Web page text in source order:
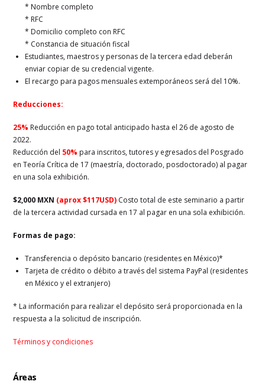
* Nombre completo
* RFC
* Domicilio completo con RFC
* Constancia de situación fiscal
Estudiantes, maestros y personas de la tercera edad deberán
enviar copiar de su credencial vigente.
El recargo para pagos mensuales extemporáneos será del 10%.
Reducciones:
25% Reducción en pago total anticipado hasta el 26 de agosto de
2022.
Reducción del 50% para inscritos, tutores y egresados del Posgrado
en Teoría Crítica de 17 (maestría, doctorado, posdoctorado) al pagar
en una sola exhibición.
$2,000 MXN (aprox $117USD) Costo total de este seminario a partir
de la tercera actividad cursada en 17 al pagar en una sola exhibición.
Formas de pago:
Transferencia o depósito bancario (residentes en México)*
Tarjeta de crédito o débito a través del sistema PayPal (residentes
en México y el extranjero)
* La información para realizar el depósito será proporcionada en la
respuesta a la solicitud de inscripción.
Términos y condiciones
Áreas